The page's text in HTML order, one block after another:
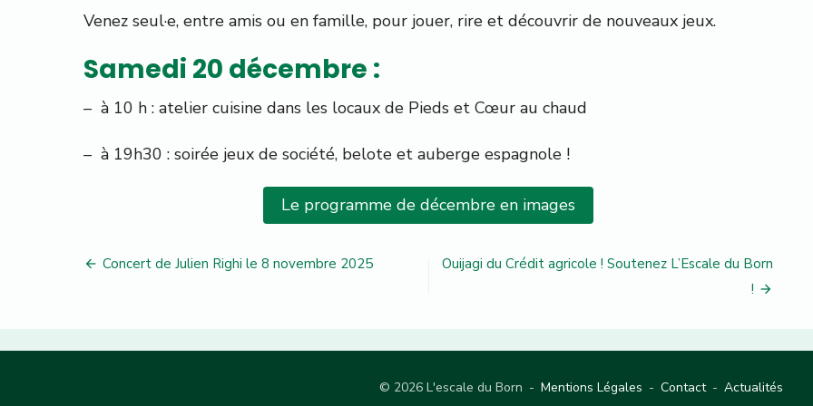
Venez seul·e, entre amis ou en famille, pour jouer, rire et découvrir de nouveaux jeux.
Samedi 20 décembre :
– à 10 h : atelier cuisine dans les locaux de Pieds et Cœur au chaud
– à 19h30 : soirée jeux de société, belote et auberge espagnole !
Le programme de décembre en images
Navigation
Concert de Julien Righi le 8 novembre 2025
Ouijagi du Crédit agricole ! Soutenez L’Escale du Born
!
© 2026 L'escale du Born - Mentions Légales - Contact - Actualités